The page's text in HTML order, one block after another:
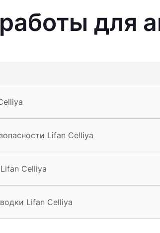
для
Lifan Celliya
Celliya
Lifan Celliya